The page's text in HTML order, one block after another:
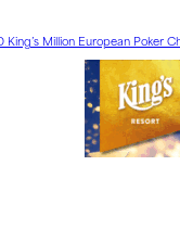
Million European Poker